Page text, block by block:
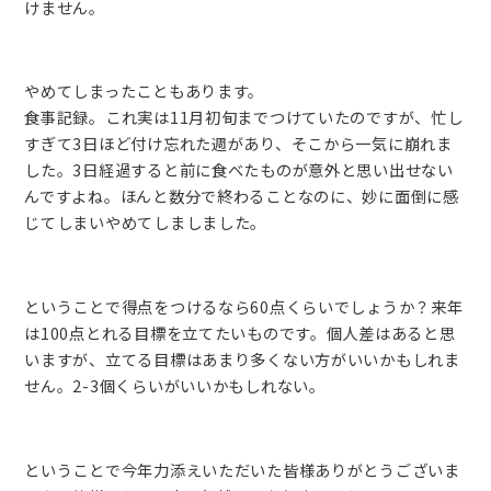
けません。
やめてしまったこともあります。
食事記録。これ実は11月初旬までつけていたのですが、忙し
すぎて3日ほど付け忘れた週があり、そこから一気に崩れま
した。3日経過すると前に食べたものが意外と思い出せない
んですよね。ほんと数分で終わることなのに、妙に面倒に感
じてしまいやめてしましました。
ということで得点をつけるなら60点くらいでしょうか？来年
は100点とれる目標を立てたいものです。個人差はあると思
いますが、立てる目標はあまり多くない方がいいかもしれま
せん。2-3個くらいがいいかもしれない。
ということで今年力添えいただいた皆様ありがとうございま